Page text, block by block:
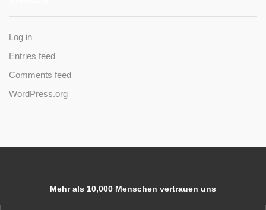
Log in
Entries feed
Comments feed
WordPress.org
Mehr als 10,000 Menschen vertrauen uns